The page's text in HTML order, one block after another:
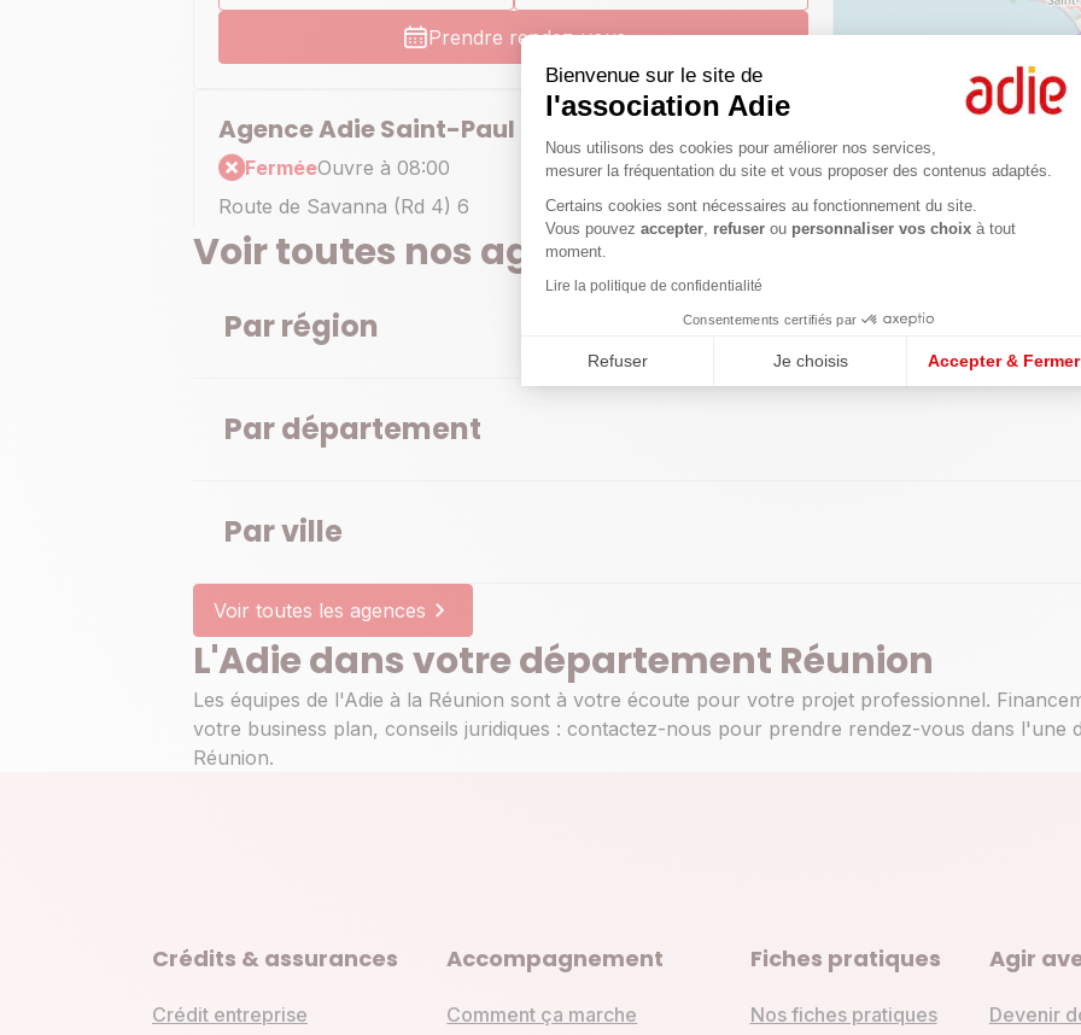
Bienvenue sur le site de
l'association Adie
Plateforme de Gestion du
Nous utilisons des cookies pour améliorer nos services,
mesurer la fréquentation du site et vous proposer des contenus adaptés.
Certains cookies sont nécessaires au fonctionnement du site.
Vous pouvez accepter refuser ou personnaliser vos choix à tout
moment.
Lire la politique de confidentialité
Consentements certifiés par
Refuser Je choisis Accepter & Fermer
Axeptio consent
Prendre rendez-vous
Agence Adie Saint-Paul
FerméeOuvre à 08:00
Route de Savanna (Rd 4) 6
97460 Saint-Paul
En savoir plus
Prendre rendez-vous
Agence Adie Saint-Pierre
51 rue Luc Lorion
En savoir plus
Itinéraire
Prendre rendez-vous
Agence Adie Saint-Denis
Appeler
Voir toutes nos agences
Par région
Par département
Par ville
Voir toutes les agences
L'Adie dans votre département Réunion
Les équipes de l'Adie à la Réunion sont à votre écoute pour votre projet professionnel.
votre business plan, conseils juridiques : contactez-nous pour prendre rendez-vous dans l'une
Réunion.
Crédits & assurances
Crédit entreprise
Accompagnement
Comment ça marche
Fiches pratiques
Nos fiches pratiques
Agir
Devenir